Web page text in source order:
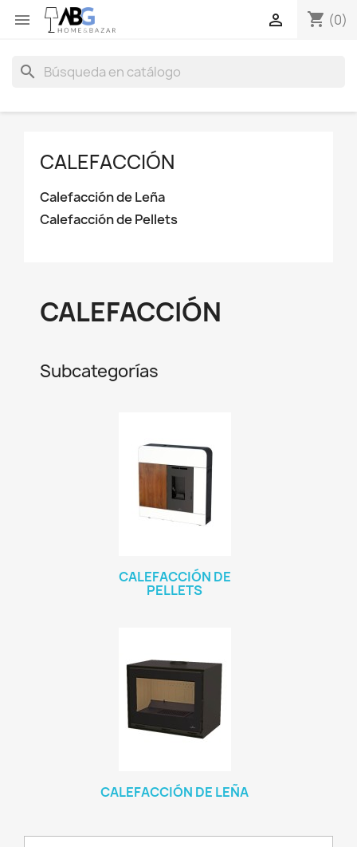
 shopping_cart (0)

search
CALEFACCIÓN
Calefacción de Leña
Calefacción de Pellets
CALEFACCIÓN
Subcategorías
CALEFACCIÓN DE
PELLETS
CALEFACCIÓN DE LEÑA